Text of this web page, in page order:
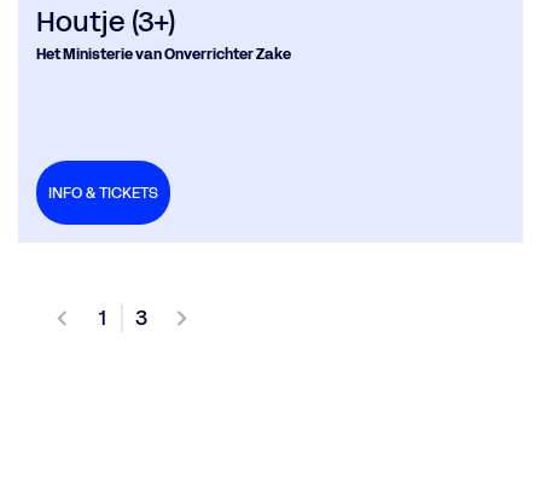
Houtje (3+)
Het Ministerie van Onverrichter Zake
INFO & TICKETS
1 3